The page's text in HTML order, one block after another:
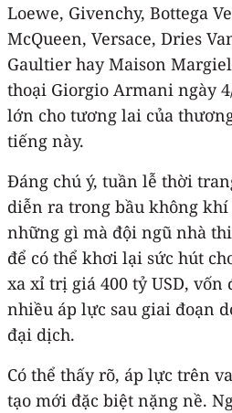
Loewe, Givenchy, Bottega
McQueen, Versace, Dries
Gaultier hay Maison
thoại Giorgio Armani ngày
lớn cho tương lai của
tiếng này.
Đáng chú ý, tuần lễ thời
diễn ra trong bầu không khí
những gì mà đội ngũ nhà
để có thể khơi lại sức hút
xa xỉ trị giá 400 tỷ USD,
nhiều áp lực sau giai đoạn
đại dịch.
Có thể thấy rõ, áp lực trên
tạo mới đặc biệt nặng nề.